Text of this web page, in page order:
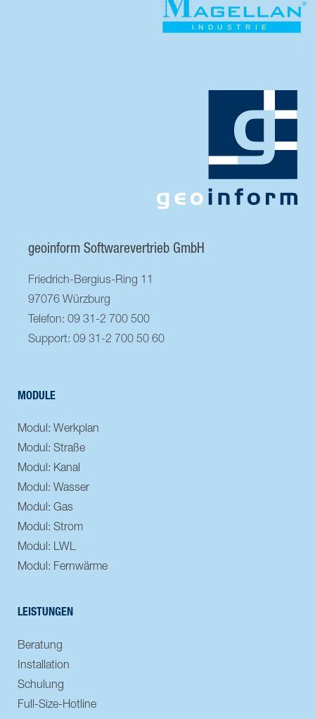
geoinform Softwarevertrieb GmbH
Friedrich-Bergius-Ring 11
97076 Würzburg
Telefon: 09 31-2 700 500
Support: 09 31-2 700 50 60
MODULE
Modul: Werkplan
Modul: Straße
Modul: Kanal
Modul: Wasser
Modul: Gas
Modul: Strom
Modul: LWL
Modul: Fernwärme
LEISTUNGEN
Beratung
Installation
Schulung
Full-Size-Hotline